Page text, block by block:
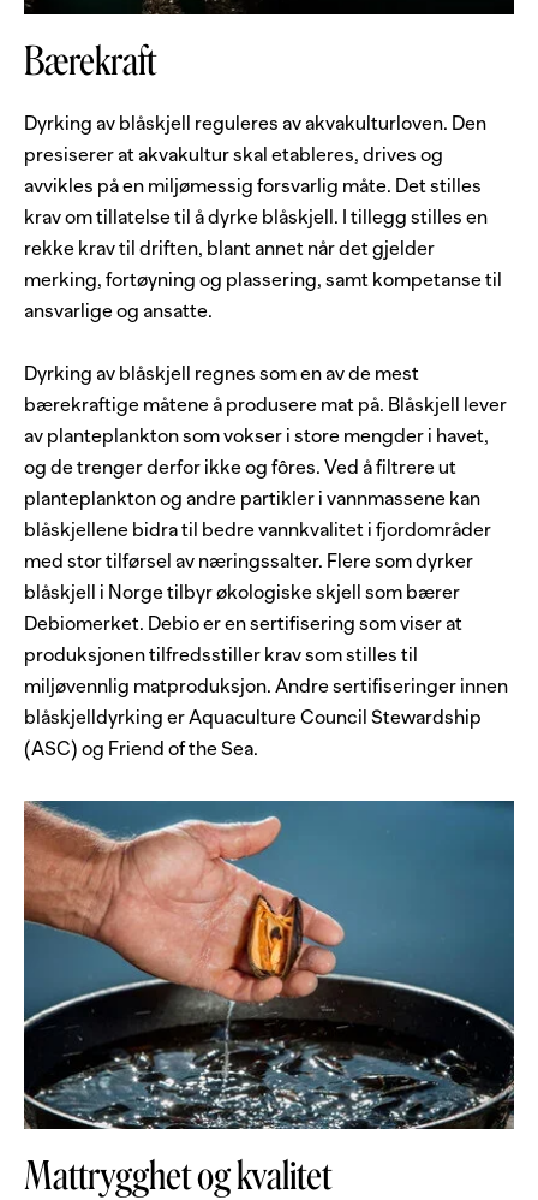
Bærekraft
Dyrking av blåskjell reguleres av akvakulturloven. Den
presiserer at akvakultur skal etableres, drives og
avvikles på en miljømessig forsvarlig måte. Det stilles
krav om tillatelse til å dyrke blåskjell. I tillegg stilles en
rekke krav til driften, blant annet når det gjelder
merking, fortøyning og plassering, samt kompetanse til
ansvarlige og ansatte.
Dyrking av blåskjell regnes som en av de mest
bærekraftige måtene å produsere mat på. Blåskjell lever
av planteplankton som vokser i store mengder i havet,
og de trenger derfor ikke og fôres. Ved å filtrere ut
planteplankton og andre partikler i vannmassene kan
blåskjellene bidra til bedre vannkvalitet i fjordområder
med stor tilførsel av næringssalter. Flere som dyrker
blåskjell i Norge tilbyr økologiske skjell som bærer
Debiomerket. Debio er en sertifisering som viser at
produksjonen tilfredsstiller krav som stilles til
miljøvennlig matproduksjon. Andre sertifiseringer innen
blåskjelldyrking er Aquaculture Council Stewardship
(ASC) og Friend of the Sea.
Mattrygghet og kvalitet